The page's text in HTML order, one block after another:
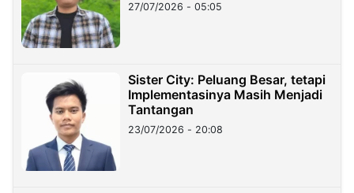
27/07/2026 - 05:05
Sister City: Peluang Besar, tetapi
Implementasinya Masih Menjadi
Tantangan
23/07/2026 - 20:08